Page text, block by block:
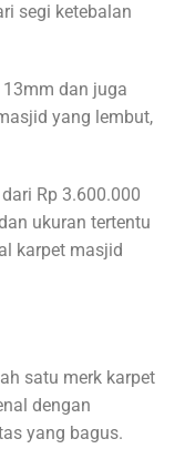
segi ketebalan
dan juga
yang lembut,
Rp 3.600.000
ukuran tertentu
karpet masjid
satu merk karpet
dengan
yang bagus.